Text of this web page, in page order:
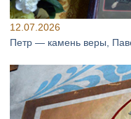
12.07.2026
Петр — камень веры,